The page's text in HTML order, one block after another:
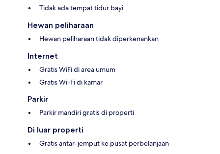
Tidak ada tempat tidur bayi
Hewan peliharaan
Hewan peliharaan tidak diperkenankan
Internet
Gratis WiFi di area umum
Gratis Wi-Fi di kamar
Parkir
Parkir mandiri gratis di properti
Di luar properti
Gratis antar-jemput ke pusat perbelanjaan